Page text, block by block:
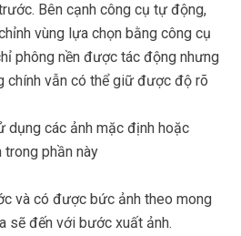
Bên cạnh công cụ tự động,
vùng lựa chọn bằng công cụ
phông nền được tác động nhưng
chính vẫn có thể giữ được độ rõ
dụng các ảnh mặc định hoặc
trong phần này
và có được bức ảnh theo mong
sẽ đến với bước xuất ảnh.